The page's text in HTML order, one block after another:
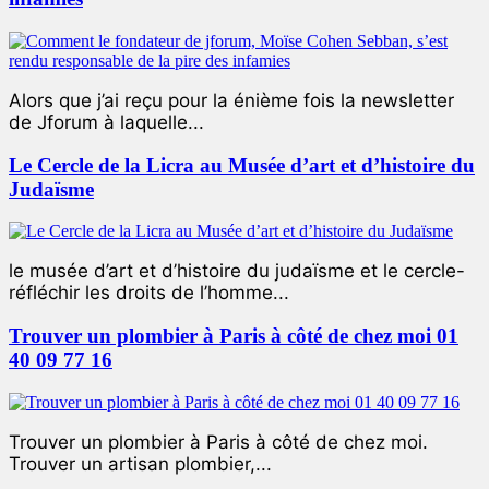
Alors que j’ai reçu pour la énième fois la newsletter
de Jforum à laquelle...
Le Cercle de la Licra au Musée d’art et d’histoire du
Judaïsme
le musée d’art et d’histoire du judaïsme et le cercle-
réfléchir les droits de l’homme...
Trouver un plombier à Paris à côté de chez moi 01
40 09 77 16
Trouver un plombier à Paris à côté de chez moi.
Trouver un artisan plombier,...